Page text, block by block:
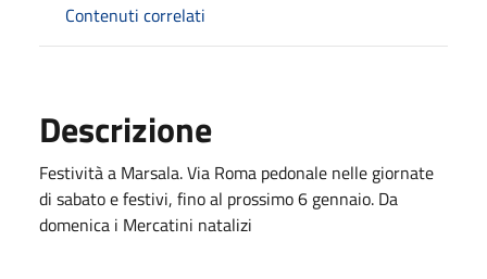
Contenuti correlati
Descrizione
Festività a Marsala. Via Roma pedonale nelle giornate
di sabato e festivi, fino al prossimo 6 gennaio. Da
domenica i Mercatini natalizi